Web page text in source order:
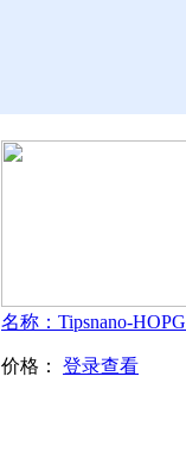
价格： 登录查看